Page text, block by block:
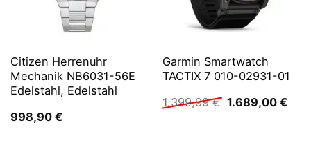
Citizen Herrenuhr
Mechanik NB6031-56E
Edelstahl, Edelstahl
998,90 €
Garmin Smartwatch
TACTIX 7 010-02931-01
1.399,99€ Ursprünglicher
1.689,00 €